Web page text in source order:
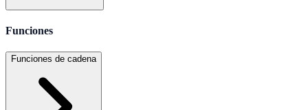
Funciones
Funciones de cadena